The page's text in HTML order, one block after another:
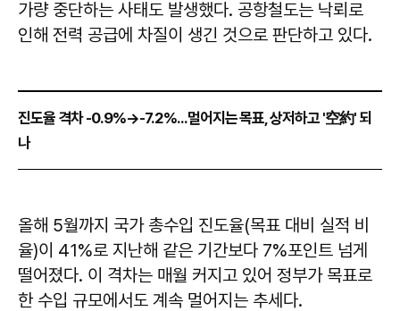
가량 중단하는 사태도 발생했다. 공항철도는 낙뢰로
인해 전력 공급에 차질이 생긴 것으로 판단하고 있다.
진도율 격차 -0.9%→-7.2%...멀어지는 목표, 상저하고 '空約' 되
나
올해 5월까지 국가 총수입 진도율(목표 대비 실적 비
율)이 41%로 지난해 같은 기간보다 7%포인트 넘게
떨어졌다. 이 격차는 매월 커지고 있어 정부가 목표로
한 수입 규모에서도 계속 멀어지는 추세다.